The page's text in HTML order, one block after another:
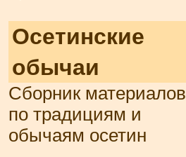
Осетинские
обычаи
Сборник материалов
по традициям и
обычаям осетин